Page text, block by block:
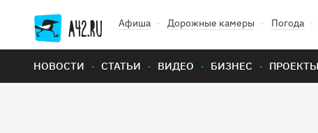
Афиша Дорожные камеры Погода
НОВОСТИ СТАТЬИ ВИДЕО БИЗНЕС ПРОЕКТЫ